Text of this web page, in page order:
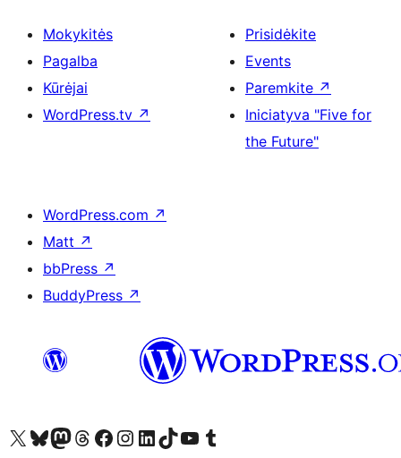
Mokykitės
Pagalba
Kūrėjai
WordPress.tv ↗
Prisidėkite
Events
Paremkite ↗
Iniciatyva "Five for
the Future"
WordPress.com ↗
Matt ↗
bbPress ↗
BuddyPress ↗
Visit our X (formerly Twitter) account
Apsilankykite mūsų Bluesky paskyroje
Visit our Mastodon account
Apsilankykite mūsų Threads paskyroje
Visit our Facebook page
Visit our Instagram account
Visit our LinkedIn account
Apsilankykite mūsų TikTok paskyroje
Visit our YouTube channel
Apsilankykite mūsų Tumblr paskyroje